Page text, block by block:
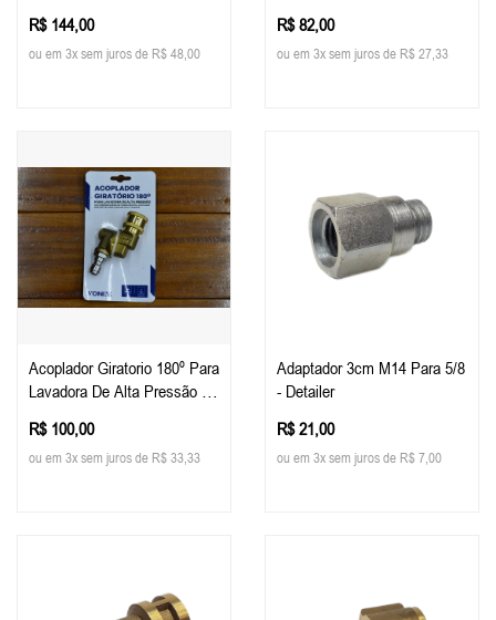
R$ 144,00
ou em 3x sem juros de R$ 48,00
R$ 82,00
ou em 3x sem juros de R$ 27,33
Acoplador Giratorio 180º Para
Lavadora De Alta Pressão -
R$ 100,00
ou em 3x sem juros de R$ 33,33
Adaptador 3cm M14 Para 5/8
- Detailer
R$ 21,00
ou em 3x sem juros de R$ 7,00